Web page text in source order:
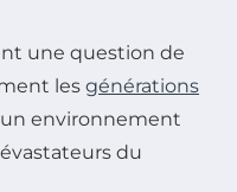
une question de
les générations
un environnement
du